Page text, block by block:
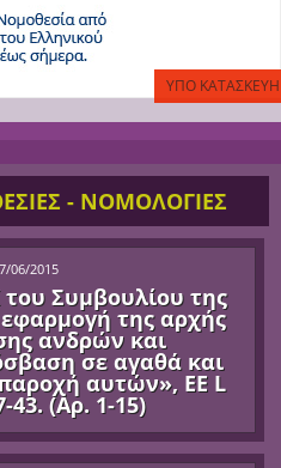
- ΝΟΜΟΛΟΓΙΕΣ
06/2015
Συμβουλίου της
εφαρμογή της αρχής
ανδρών και
σε αγαθά και
αυτών», ΕΕ L
43. (Αρ. 1-15)